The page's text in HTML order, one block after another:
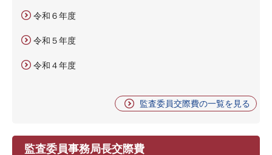
令和６年度
令和５年度
令和４年度
監査委員交際費の一覧を見る
監査委員事務局長交際費